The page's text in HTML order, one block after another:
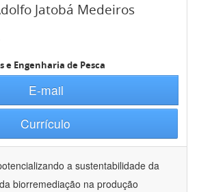
Jatobá Medeiros
e Engenharia de Pesca
E-mail
Currículo
a sustentabilidade da
biorremediação na produção